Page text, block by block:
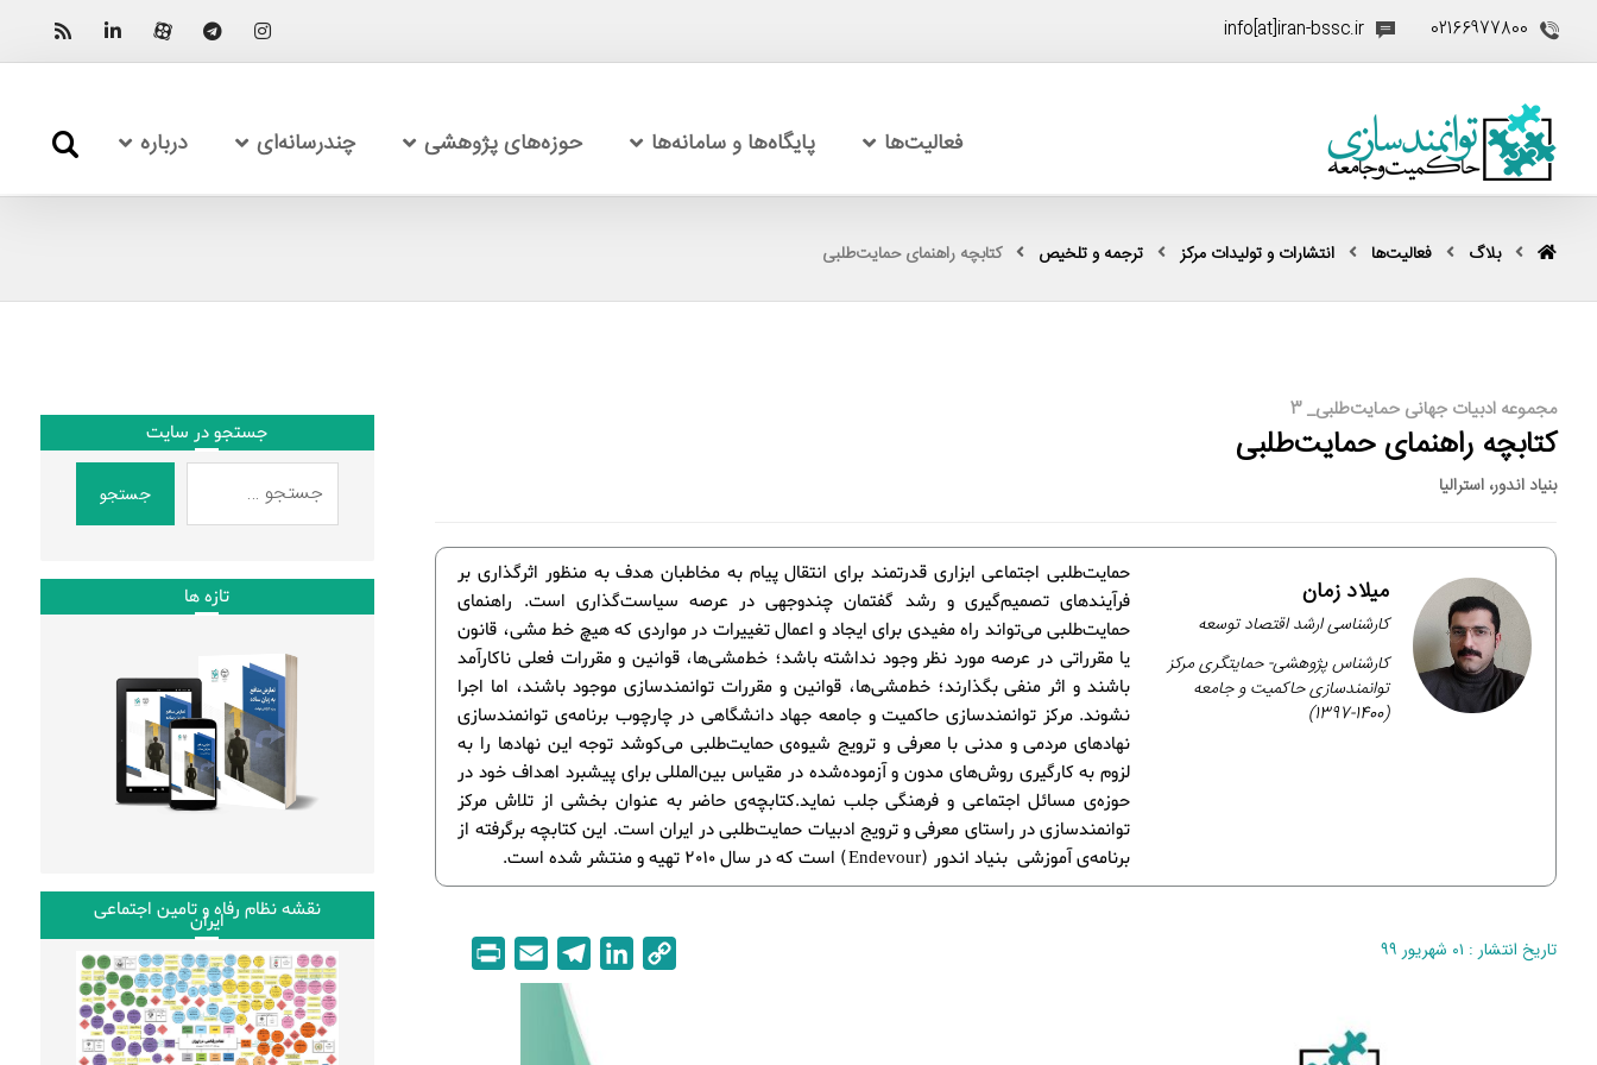
02166977800
info[at]iran-bssc.ir
فعالیت‌ها پایگاه‌ها و سامانه‌ها حوزه‌های پژوهشی چندرسانه‌ای درباره
بلاگ فعالیت‌ها انتشارات و تولیدات مرکز ترجمه و تلخیص کتابچه راهنمای حمایت‌طلبی
مجموعه ادبیات جهانی حمایت‌طلبی_ 3
کتابچه راهنمای حمایت‌طلبی
بنیاد اندور، استرالیا
حمایت‌طلبی اجتماعی ابزاری قدرتمند برای انتقال پیام به مخاطبان هدف به منظور اثرگذاری بر
فرآیندهای تصمیم‌گیری و رشد گفتمان چندوجهی در عرصه سیاست‌گذاری است. راهنمای
حمایت‌طلبی می‌تواند راه مفیدی برای ایجاد و اعمال تغییرات در مواردی که هیچ خط مشی، قانون
یا مقرراتی در عرصه مورد نظر وجود نداشته باشد؛ خط‌مشی‌ها، قوانین و مقررات فعلی ناکارآمد
باشند و اثر منفی بگذارند؛ خط‌مشی‌ها، قوانین و مقررات توانمندسازی موجود باشند، اما اجرا
نشوند. مرکز توانمندسازی حاکمیت و جامعه جهاد دانشگاهی در چارچوب برنامه‌ی توانمندسازی
نهادهای مردمی و مدنی با معرفی و ترویج شیوه‌ی حمایت‌طلبی می‌کوشد توجه این نهادها را به
لزوم به کارگیری روش‌های مدون و آزموده‌شده در مقیاس بین‌المللی برای پیشبرد اهداف خود در
حوزه‌ی مسائل اجتماعی و فرهنگی جلب نماید.کتابچه‌ی حاضر به عنوان بخشی از تلاش مرکز
توانمندسازی در راستای معرفی و ترویج ادبیات حمایت‌طلبی در ایران است. این کتابچه برگرفته از
برنامه‌ی آموزشی بنیاد اندور (Endevour) است که در سال 2010 تهیه و منتشر شده است.
میلاد زمان
کارشناسی ارشد اقتصاد توسعه
کارشناس پژوهشی- حمایتگری مرکز
توانمندسازی حاکمیت و جامعه
(1400-1397)
تاریخ انتشار : ۰۱ شهریور ۹۹
e
جستجو در سایت
جستجو
تازه ها
نقشه نظام رفاه و تامین اجتماعی
ایران